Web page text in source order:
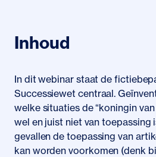
Inhoud
In dit webinar staat de
Successiewet centraal.
welke situaties de “koningin
wel en juist niet van toepassing
gevallen de toepassing van
kan worden voorkomen (denk